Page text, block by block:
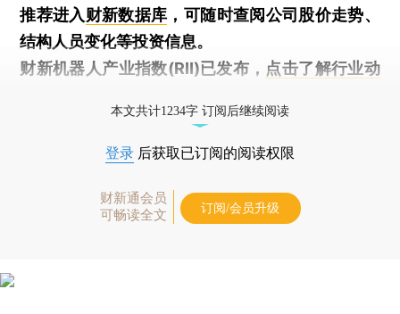
推荐进入财新数据库 ，可随时查阅公司股价走势、
结构人员变化等投资信息。
财新机器人产业指数(RII)已发布， 点击了解行业动
本文共计1234字 订阅后继续阅读
登录 后获取已订阅的阅读权限
财新通会员
可畅读全文
订阅/会员升级